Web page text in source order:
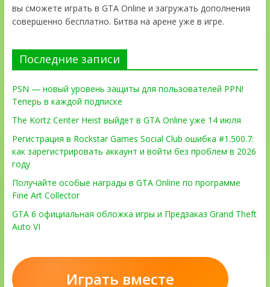
вы сможете играть в GTA Online и загружать дополнения
совершенно бесплатно. Битва на арене уже в игре.
Последние записи
PSN — новый уровень защиты для пользователей PPN!
Теперь в каждой подписке
The Kortz Center Heist выйдет в GTA Online уже 14 июля
Регистрация в Rockstar Games Social Club ошибка #1.500.7:
как зарегистрировать аккаунт и войти без проблем в 2026
году
Получайте особые награды в GTA Online по программе
Fine Art Collector
GTA 6 официальная обложка игры и Предзаказ Grand Theft
Auto VI
Играть вместе